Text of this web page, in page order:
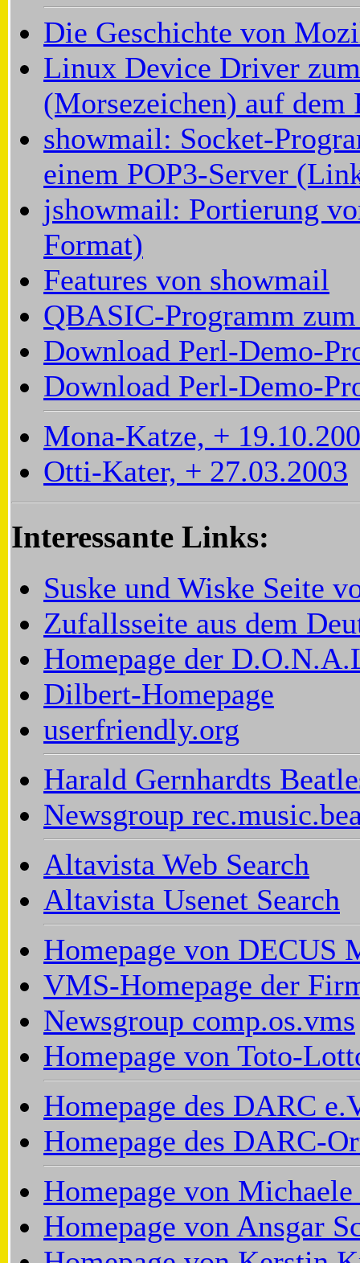
Die Geschichte von
Linux Device Driver
(Morsezeichen) auf dem
showmail: Socket-
einem POP3-Server
jshowmail: Portierung
Format)
Features von showmail
QBASIC-Programm
Download Perl-Demo-
Download Perl-Demo-
Mona-Katze, +
Otti-Kater, + 27.03.2003
Interessante Links:
Suske und Wiske Seite
Zufallsseite aus dem
Homepage der
Dilbert-Homepage
userfriendly.org
Harald Gernhardts
Newsgroup
Altavista Web Search
Altavista Usenet Search
Homepage von DECUS
VMS-Homepage der
Newsgroup comp.os.vms
Homepage von Toto-
Homepage des DARC
Homepage des DARC-
Homepage von
Homepage von Ansgar